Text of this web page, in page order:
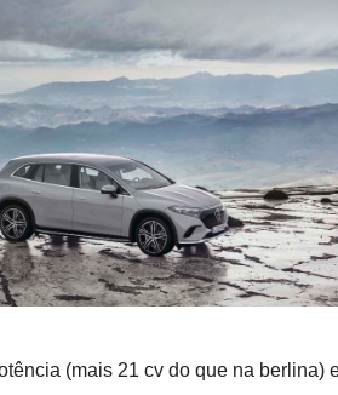
(mais 21 cv do que na berlina)